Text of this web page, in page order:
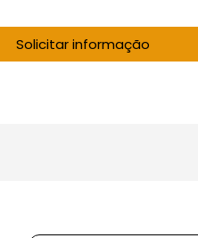
Solicitar informação